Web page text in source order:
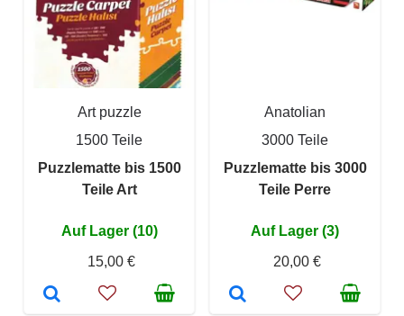
Art puzzle
1500 Teile
Puzzlematte bis 1500
Teile Art
Auf Lager (10)
15,00 €
Anatolian
3000 Teile
Puzzlematte bis 3000
Teile Perre
Auf Lager (3)
20,00 €